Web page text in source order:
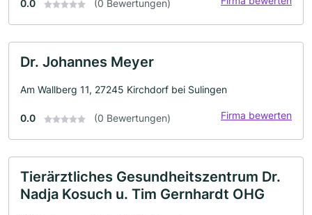
0.0 (0 Bewertungen)
Dr. Johannes Meyer
Am Wallberg 11, 27245 Kirchdorf bei Sulingen
0.0 (0 Bewertungen) Firma bewerten
Tierärztliches Gesundheitszentrum Dr.
Nadja Kosuch u. Tim Gernhardt OHG